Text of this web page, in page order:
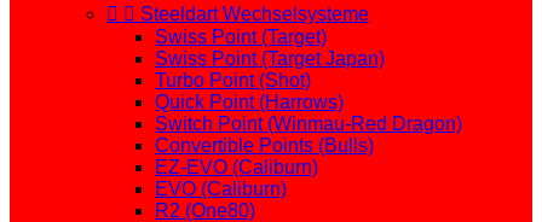
  Steeldart Wechselsysteme
Swiss Point (Target)
Swiss Point (Target Japan)
Turbo Point (Shot)
Quick Point (Harrows)
Switch Point (Winmau-Red Dragon)
Convertible Points (Bulls)
EZ-EVO (Caliburn)
EVO (Caliburn)
R2 (One80)